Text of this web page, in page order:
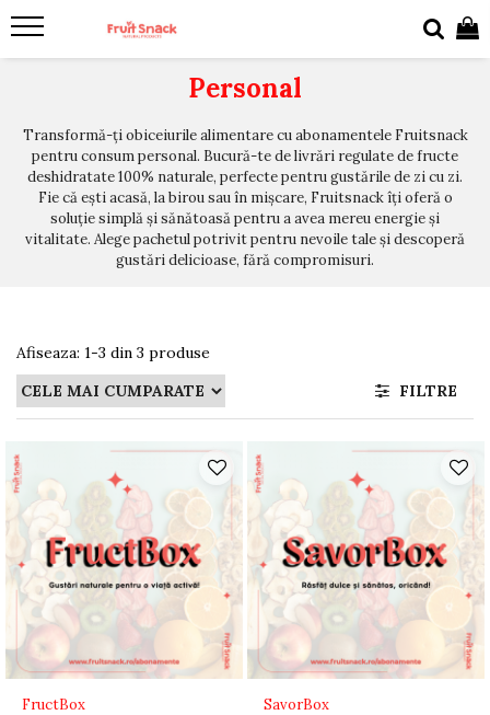
Personal
Transformă-ți obiceiurile alimentare cu abonamentele Fruitsnack
pentru consum personal. Bucură-te de livrări regulate de fructe
deshidratate 100% naturale, perfecte pentru gustările de zi cu zi.
Fie că ești acasă, la birou sau în mișcare, Fruitsnack îți oferă o
soluție simplă și sănătoasă pentru a avea mereu energie și
vitalitate. Alege pachetul potrivit pentru nevoile tale și descoperă
gustări delicioase, fără compromisuri.
Afiseaza: 1-3 din 3 produse
FILTRE
FructBox
SavorBox